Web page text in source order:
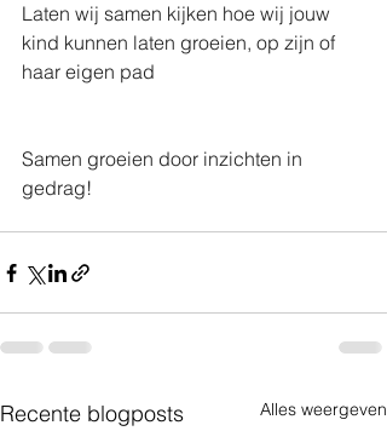
Laten wij samen kijken hoe wij jouw
kind kunnen laten groeien, op zijn of
haar eigen pad
Samen groeien door inzichten in
gedrag!
Recente blogposts Alles weergeven